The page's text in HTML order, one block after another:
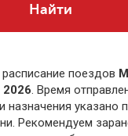
Найти
поездов
2026. Время
назначения указано
Рекомендуем